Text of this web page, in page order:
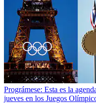
Prográmese: Esta es la
jueves en los Juegos